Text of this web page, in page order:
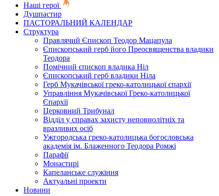
Наші герої
Душпастир
ПАСТОРАЛЬНИЙ КАЛЕНДАР
Структура
Правлячий Єпископ Теодор Мацапула
Єпископський герб його Преосвященства владики
Теодора
Помічний єпископ владика Ніл
Єпископський герб владики Ніла
Герб Мукачівської греко-католицької єпархії
Управління Мукачівської Греко-католицької
Єпархії
Церковний Трибунал
Відділ у справах захисту неповнолітніх та
вразливих осіб
Ужгородська греко-католицька богословська
академія ім. Блаженного Теодора Ромжі
Парафії
Монастирі
Капеланське служіння
Актуальні проекти
Новини